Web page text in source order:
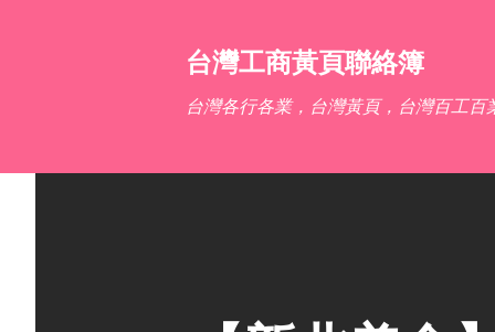
台灣工商黃頁聯絡簿
台灣各行各業，台灣黃頁，台灣百工百